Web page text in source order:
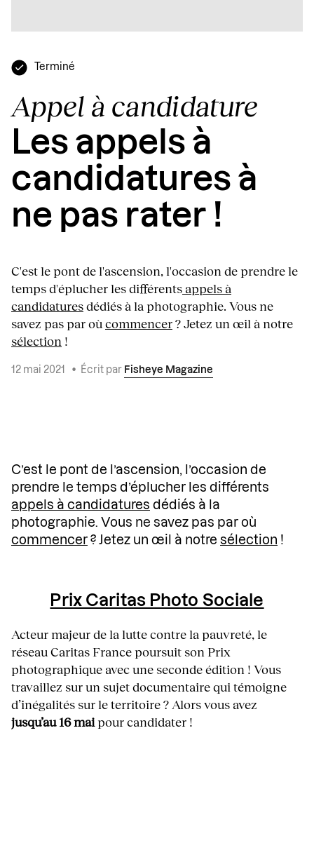
Terminé
Appel à candidature
Les appels à
candidatures à
ne pas rater !
C'est le pont de l'ascension, l'occasion de prendre le
temps d'éplucher les différents appels à
candidaturesdédiés à la photographie. Vous ne
savez pas par oùcommencer? Jetez un œil à notre
sélection !
12 mai 2021 • Écrit par Fisheye Magazine
C’est le pont de l’ascension, l’occasion de
prendre le temps d’éplucher les différents
appels à candidatures dédiés à la
photographie. Vous ne savez pas par où
commencer ? Jetez un œil à notre sélection !
Prix Caritas Photo Sociale
Acteur majeur de la lutte contre la pauvreté, le
réseau Caritas France poursuit son Prix
photographique avec une seconde édition ! Vous
travaillez sur un sujet documentaire qui témoigne
d’inégalités sur le territoire ? Alors vous avez
jusqu’au 16 maipour candidater !